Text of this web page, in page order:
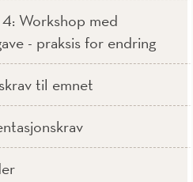
4: Workshop med
- praksis for endring
til emnet